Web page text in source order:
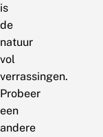
is
de
natuur
vol
verrassingen.
Probeer
een
andere